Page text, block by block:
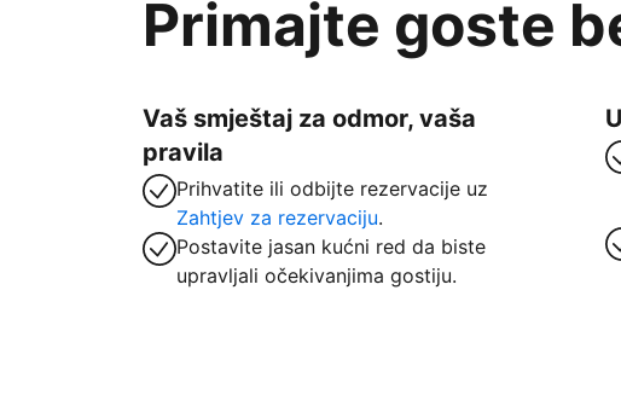
Primajte goste
Vaš smještaj za odmor, vaša
pravila
Prihvatite ili odbijte rezervacije uz
Zahtjev za rezervaciju.
Postavite jasan kućni red da biste
upravljali očekivanjima gostiju.